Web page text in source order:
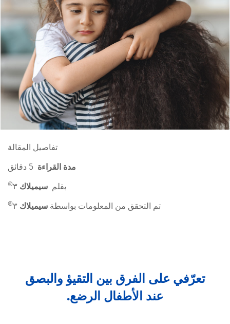
تفاصيل المقالة
مدة القراءة
بقلم سيميلاك ٣®
تم التحقق من المعلومات بواسطة سيميلاك ٣®
تعرّفي على الفرق بين التقيؤ والبصق
عند الأطفال الرضع.